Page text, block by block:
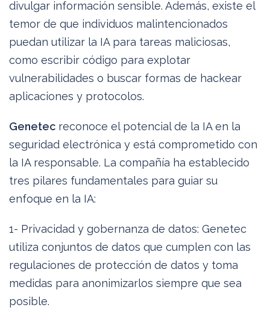
divulgar información sensible. Además, existe el
temor de que individuos malintencionados
puedan utilizar la IA para tareas maliciosas,
como escribir código para explotar
vulnerabilidades o buscar formas de hackear
aplicaciones y protocolos.
Genetec reconoce el potencial de la IA en la
seguridad electrónica y está comprometido con
la IA responsable. La compañía ha establecido
tres pilares fundamentales para guiar su
enfoque en la IA:
1- Privacidad y gobernanza de datos: Genetec
utiliza conjuntos de datos que cumplen con las
regulaciones de protección de datos y toma
medidas para anonimizarlos siempre que sea
posible.